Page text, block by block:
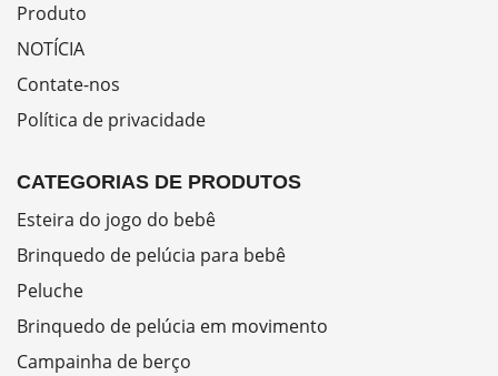
Produto
NOTÍCIA
Contate-nos
Política de privacidade
CATEGORIAS DE PRODUTOS
Esteira do jogo do bebê
Brinquedo de pelúcia para bebê
Peluche
Brinquedo de pelúcia em movimento
Campainha de berço